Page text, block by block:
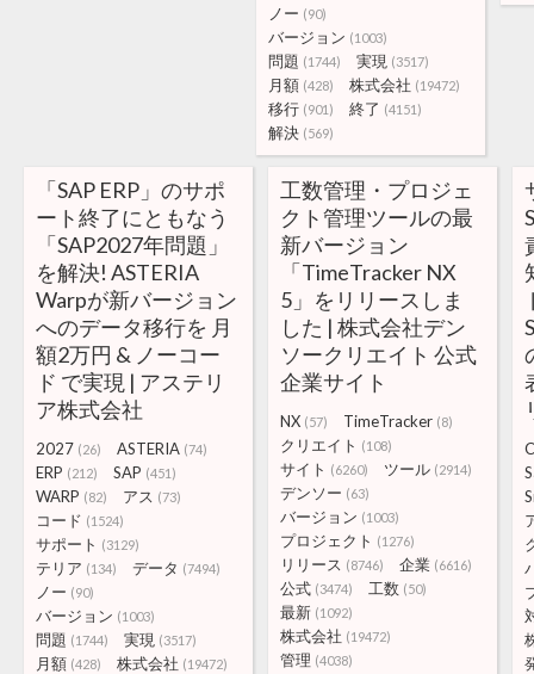
ノー (90)
バージョン (1003)
問題 (1744) 実現 (3517)
月額 (428) 株式会社 (19472)
移行 (901) 終了 (4151)
解決 (569)
「SAP ERP」のサポ
ート終了にともなう
「SAP2027年問題」
を解決! ASTERIA
Warpが新バージョン
へのデータ移行を 月
額2万円 & ノーコー
ド で実現 | アステリ
ア株式会社
2027 (26) ASTERIA (74)
ERP (212) SAP (451)
WARP (82) アス (73)
コード (1524)
サポート (3129)
テリア (134) データ (7494)
ノー (90)
バージョン (1003)
問題 (1744) 実現 (3517)
月額 (428) 株式会社 (19472)
工数管理・プロジェ
クト管理ツールの最
新バージョン
「TimeTracker NX
5」をリリースしま
した | 株式会社デン
ソークリエイト 公式
企業サイト
NX (57) TimeTracker (8)
クリエイト (108)
サイト (6260) ツール (2914)
デンソー (63)
バージョン (1003)
プロジェクト (1276)
リリース (8746) 企業 (6616)
公式 (3474) 工数 (50)
最新 (1092)
株式会社 (19472)
管理 (4038)